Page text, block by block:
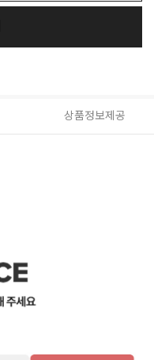
상품정보제공